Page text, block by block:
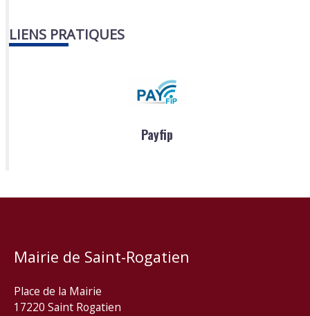
LIENS PRATIQUES
Payfip
Mairie de Saint-Rogatien
Place de la Mairie
17220 Saint Rogatien